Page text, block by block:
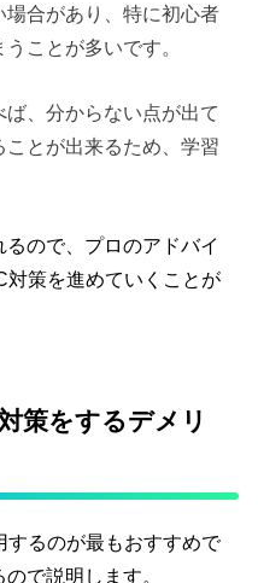
合があり、特に初心者
ことが多いです。
、分からない点が出て
とが出来るため、学習
るので、プロのアドバイ
対策を進めていくことが
策をするデメリ
するのが最もおすすめで
で説明します。